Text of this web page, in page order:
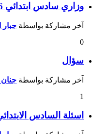
وزاري سادس ابتدائي 2016
آخر مشاركة بواسطة جبار
0
سؤال
آخر مشاركة بواسطة جنان
1
اسئلة السادس